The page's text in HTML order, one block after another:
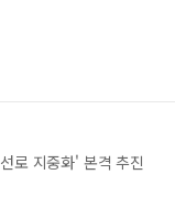
로 지중화' 본격 추진